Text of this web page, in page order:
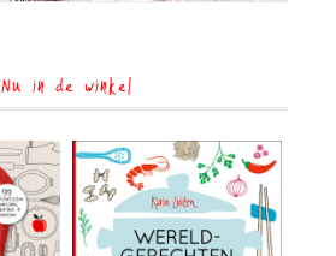
Nu in de winkel